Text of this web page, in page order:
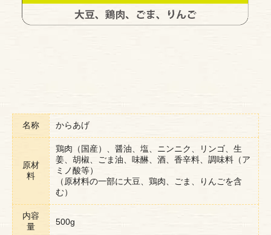
名称 からあげ
原材
料
鶏肉（国産）、醤油、塩、ニンニク、リンゴ、生
姜、胡椒、ごま油、味醂、酒、香辛料、調味料（ア
ミノ酸等）
（原材料の一部に大豆、鶏肉、ごま、りんごを含
む）
内容
量
500g